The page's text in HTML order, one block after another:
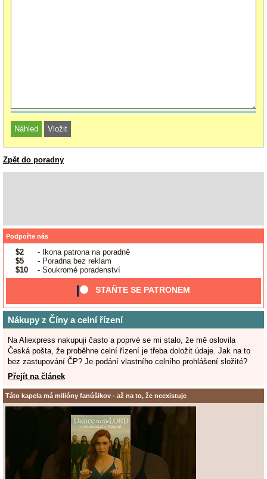
Zpět do poradny
Podpořte nás
$2
- Ikona patrona na poradně
$5
- Poradna bez reklam
$10
- Soukromé poradenství
STAŇTE SE PATRONEM
Nákupy z Číny a celní řízení
Na Aliexpress nakupuji často a poprvé se mi stalo, že mě oslovila
Česká pošta, že proběhne celní řízení je třeba doložit údaje. Jak na to
bez zastupování ČP? Je podání vlastního celního prohlášení složité?
Přejít na článek
Táto kapela má milióny fanúšikov - až na to, že neexistuje